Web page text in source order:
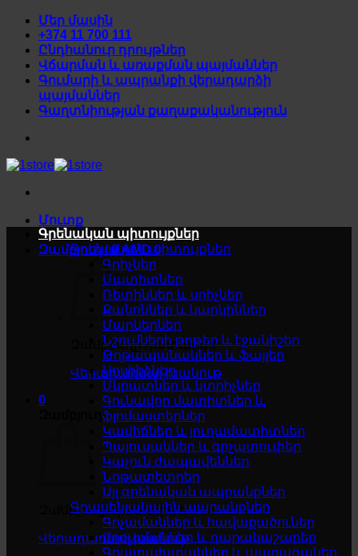
Skip
content
Մեր մասին
+374 11 700 111
Ընդհանուր դրույթներ
Վճարման և առաքման պայմաններ
Գումարի և ապրանքի վերադարձի
պայմաններ
Գաղտնիության քաղաքականություն
Մուտք
Զամբյուղ /0AMD 0
Զամբյուղը դատարկ է
Վերադառնալ խանութ
0
Զամբյուղը դատարկ է
Վերադառնալ խանութ
Գրենական պիտույքներ
Գրենական պիտույքներ
Գրիչներ
Մատիտներ
Ռետիններ և սրիչներ
Քանոններ և կարկիններ
Մարկերներ
Նշումների թղթեր և էջանիշեր
Թղթապանակներ և ֆայլեր
Սոսինձներ
Մկրատներ և կտրիչներ
Գունավոր մատիտներ և
ֆլոմաստերներ
Կավիճներ և յուղամատիտներ
Պայուսակներ և գրչատուփեր
Կպչուն ժապավեններ
Նոթատետրեր
Այլ գրենական ապրանքներ
Գրասենյակային ապրանքներ
Գրչամաններ և հավաքածուներ
Աղբամաններ և դարակաշարեր
Գրատախտակներ և պարագաներ